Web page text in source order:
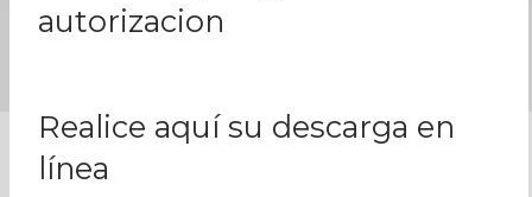
autorizacion
Realice aquí su descarga en
línea